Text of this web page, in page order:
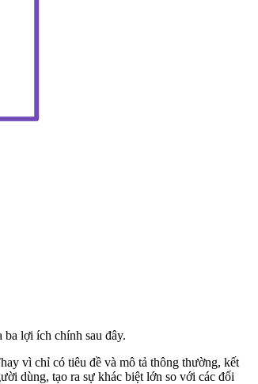
ba lợi ích chính sau đây.
vì chỉ có tiêu đề và mô tả thông thường, kết
dùng, tạo ra sự khác biệt lớn so với các đối